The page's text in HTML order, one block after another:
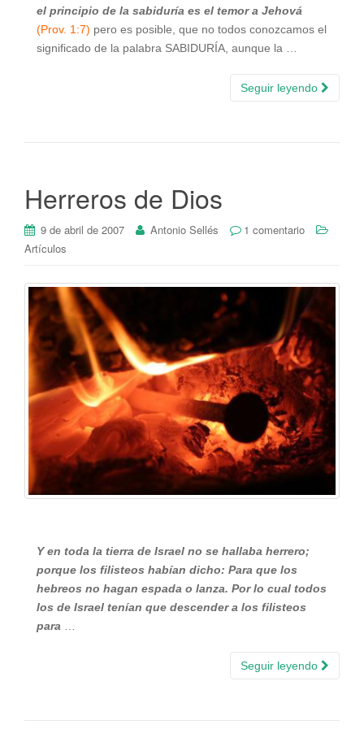
el principio de la sabiduría es el temor a Jehová
(Prov. 1:7) pero es posible, que no todos conozcamos el
significado de la palabra SABIDURÍA, aunque la …
Seguir leyendo
Herreros de Dios
9 de abril de 2007 Antonio Sellés
1 comentario
Artículos
Y en toda la tierra de Israel no se hallaba herrero;
porque los filisteos habían dicho: Para que los
hebreos no hagan espada o lanza. Por lo cual todos
los de Israel tenían que descender a los filisteos
para
Seguir leyendo